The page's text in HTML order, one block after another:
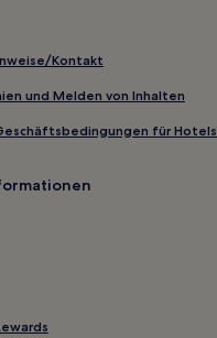
Kontakt
und Melden von Inhalten
für